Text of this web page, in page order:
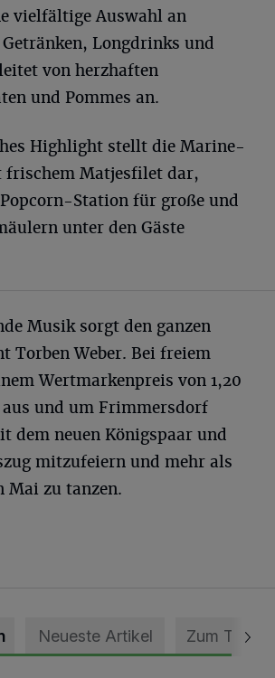
vielfältige Auswahl an
Longdrinks und
von herzhaften
und Pommes an.
Highlight stellt die Marine-
frischem Matjesfilet dar,
Station für große und
unter den Gäste
Musik sorgt den ganzen
Torben Weber. Bei freiem
Wertmarkenpreis von 1,20
und um Frimmersdorf
dem neuen Königspaar und
mitzufeiern und mehr als
Mai zu tanzen.
Neueste Artikel Zum Thema